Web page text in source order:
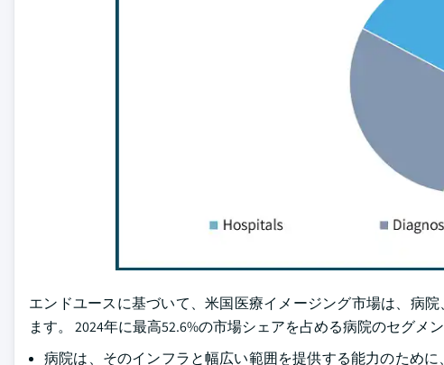
エンドユースに基づいて、米国医療イメージング市場は、病
ます。 2024年に最高52.6%の市場シェアを占める病院のセグメン
病院は、そのインフラと幅広い範囲を提供する能力のため